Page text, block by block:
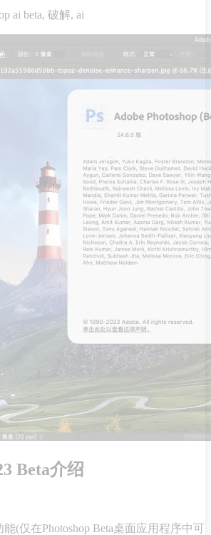
ai beta, 破解, ai
Beta介绍
能(仅在Photoshop Beta桌面应用程序中可